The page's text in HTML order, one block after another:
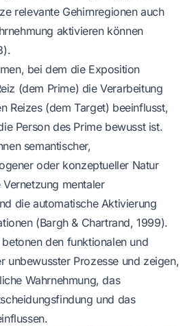
relevante Gehirnregionen auch
aktivieren können
bei dem die Exposition
(dem Prime) die Verarbeitung
Reizes (dem Target) beeinflusst,
Person des Prime bewusst ist.
semantischer,
oder konzeptueller Natur
mentaler
die automatische Aktivierung
(Bargh & Chartrand, 1999).
den funktionalen und
unbewusster Prozesse und zeigen,
Wahrnehmung, das
und das